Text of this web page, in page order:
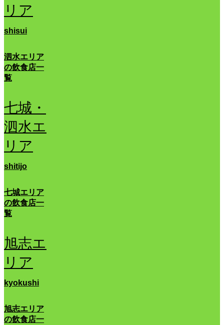
リア
shisui
泗水エリア
の飲食店一
覧
七城・
泗水エ
リア
shitijo
七城エリア
の飲食店一
覧
旭志エ
リア
kyokushi
旭志エリア
の飲食店一